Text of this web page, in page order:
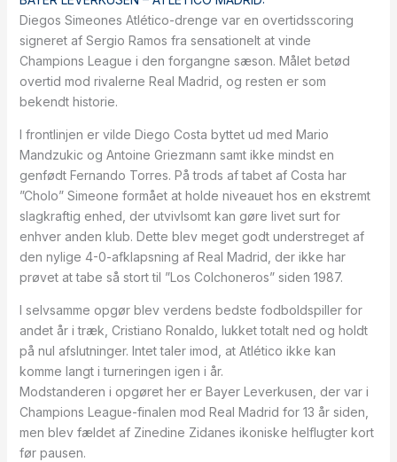
Diegos Simeones Atlético-drenge var en overtidsscoring
signeret af Sergio Ramos fra sensationelt at vinde
Champions League i den forgangne sæson. Målet betød
overtid mod rivalerne Real Madrid, og resten er som
bekendt historie.
I frontlinjen er vilde Diego Costa byttet ud med Mario
Mandzukic og Antoine Griezmann samt ikke mindst en
genfødt Fernando Torres. På trods af tabet af Costa har
”Cholo” Simeone formået at holde niveauet hos en ekstremt
slagkraftig enhed, der utvivlsomt kan gøre livet surt for
enhver anden klub. Dette blev meget godt understreget af
den nylige 4-0-afklapsning af Real Madrid, der ikke har
prøvet at tabe så stort til ”Los Colchoneros” siden 1987.
I selvsamme opgør blev verdens bedste fodboldspiller for
andet år i træk, Cristiano Ronaldo, lukket totalt ned og holdt
på nul afslutninger. Intet taler imod, at Atlético ikke kan
komme langt i turneringen igen i år.
Modstanderen i opgøret her er Bayer Leverkusen, der var i
Champions League-finalen mod Real Madrid for 13 år siden,
men blev fældet af Zinedine Zidanes ikoniske helflugter kort
før pausen.